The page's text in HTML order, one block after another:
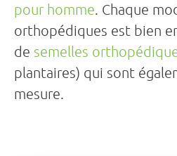
pour homme. Chaque
orthopédiques est bien
de semelles
plantaires) qui sont
mesure.